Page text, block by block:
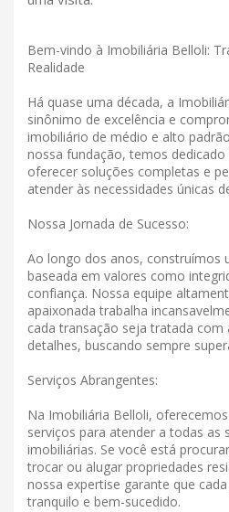
Bem-vindo à Imobiliária Belloli:
Realidade
Há quase uma década, a
sinônimo de excelência e
imobiliário de médio e alto
nossa fundação, temos
oferecer soluções completas e
atender às necessidades únicas
Nossa Jornada de Sucesso:
Ao longo dos anos, construímos
baseada em valores como
confiança. Nossa equipe
apaixonada trabalha
cada transação seja tratada
detalhes, buscando sempre
Serviços Abrangentes:
Na Imobiliária Belloli,
serviços para atender a todas as
imobiliárias. Se você está
trocar ou alugar propriedades
nossa expertise garante que
tranquilo e bem-sucedido.